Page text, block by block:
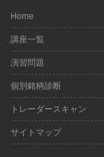
Home
講座一覧
演習問題
個別銘柄診断
トレーダースキャン
サイトマップ